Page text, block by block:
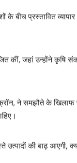
बीच प्रस्तावित
कीं, जहां उन्होंने कृषि
ने समझौते के खिलाफ
की बाढ़ आएगी,